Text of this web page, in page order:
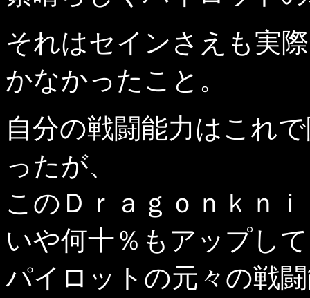
それはセインさえも実
かなかったこと。
自分の戦闘能力はこれ
ったが、
このＤｒａｇｏｎｋｎ
いや何十％もアップし
パイロットの元々の戦